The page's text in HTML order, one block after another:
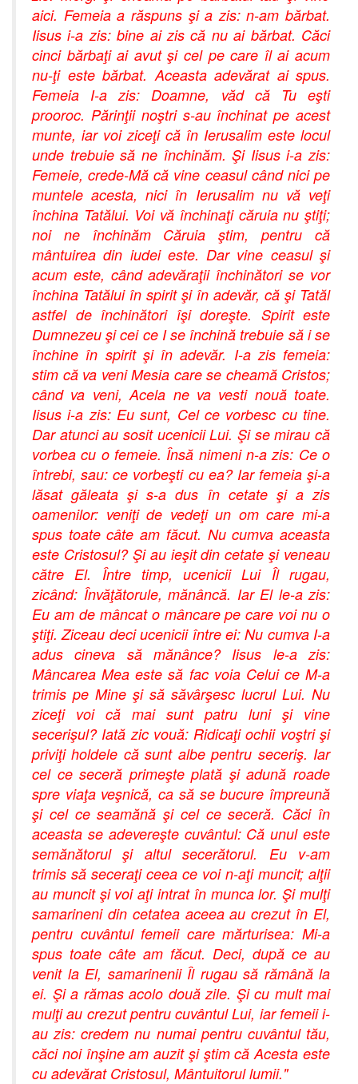
aici. Femeia a răspuns şi a zis: n-am bărbat.
Iisus i-a zis: bine ai zis că nu ai bărbat. Căci
cinci bărbaţi ai avut şi cel pe care îl ai acum
nu-ţi este bărbat. Aceasta adevărat ai spus.
Femeia I-a zis: Doamne, văd că Tu eşti
prooroc. Părinţii noştri s-au închinat pe acest
munte, iar voi ziceţi că în Ierusalim este locul
unde trebuie să ne închinăm. Şi Iisus i-a zis:
Femeie, crede-Mă că vine ceasul când nici pe
muntele acesta, nici în Ierusalim nu vă veţi
închina Tatălui. Voi vă închinaţi căruia nu ştiţi;
noi ne închinăm Căruia ştim, pentru că
mântuirea din iudei este. Dar vine ceasul şi
acum este, când adevăraţii închinători se vor
închina Tatălui în spirit şi în adevăr, că şi Tatăl
astfel de închinători îşi doreşte. Spirit este
Dumnezeu şi cei ce I se închină trebuie să i se
închine în spirit şi în adevăr. I-a zis femeia:
stim că va veni Mesia care se cheamă Cristos;
când va veni, Acela ne va vesti nouă toate.
Iisus i-a zis: Eu sunt, Cel ce vorbesc cu tine.
Dar atunci au sosit ucenicii Lui. Şi se mirau că
vorbea cu o femeie. Însă nimeni n-a zis: Ce o
întrebi, sau: ce vorbeşti cu ea? Iar femeia şi-a
lăsat găleata şi s-a dus în cetate şi a zis
oamenilor: veniţi de vedeţi un om care mi-a
spus toate câte am făcut. Nu cumva aceasta
este Cristosul? Şi au ieşit din cetate şi veneau
către El. Între timp, ucenicii Lui Îl rugau,
zicând: Învăţătorule, mănâncă. Iar El le-a zis:
Eu am de mâncat o mâncare pe care voi nu o
ştiţi. Ziceau deci ucenicii între ei: Nu cumva I-a
adus cineva să mănânce? Iisus le-a zis:
Mâncarea Mea este să fac voia Celui ce M-a
trimis pe Mine şi să săvârşesc lucrul Lui. Nu
ziceţi voi că mai sunt patru luni şi vine
secerişul? Iată zic vouă: Ridicaţi ochii voştri şi
priviţi holdele că sunt albe pentru seceriş. Iar
cel ce seceră primeşte plată şi adună roade
spre viaţa veşnică, ca să se bucure împreună
şi cel ce seamănă şi cel ce seceră. Căci în
aceasta se adevereşte cuvântul: Că unul este
semănătorul şi altul secerătorul. Eu v-am
trimis să seceraţi ceea ce voi n-aţi muncit; alţii
au muncit şi voi aţi intrat în munca lor. Şi mulţi
samarineni din cetatea aceea au crezut în El,
pentru cuvântul femeii care mărturisea: Mi-a
spus toate câte am făcut. Deci, după ce au
venit la El, samarinenii Îl rugau să rămână la
ei. Şi a rămas acolo două zile. Şi cu mult mai
mulţi au crezut pentru cuvântul Lui, iar femeii i-
au zis: credem nu numai pentru cuvântul tău,
căci noi înşine am auzit şi ştim că Acesta este
cu adevărat Cristosul, Mântuitorul lumii."